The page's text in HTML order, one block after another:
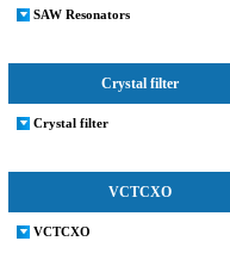
SAW Resonators
Crystal filter
Crystal filter
VCTCXO
VCTCXO